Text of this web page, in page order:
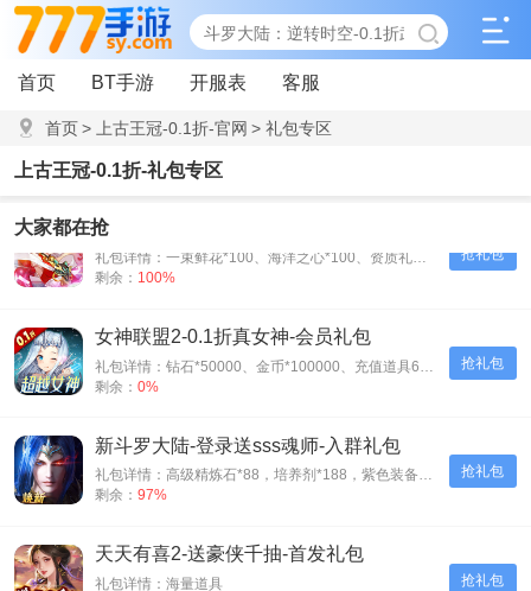
首页 BT手游 开服表 客服
首页> 上古王冠-0.1折-官网 > 礼包专区
上古王冠-0.1折-礼包专区
大家都在抢
抢礼包
联盟崛起-0.1折扣版-会员礼包
剩余： 100%
抢礼包
女神联盟2-0.1折真女神-会员礼包
剩余： 0%
抢礼包
新斗罗大陆-登录送sss魂师-入群礼包
剩余： 97%
抢礼包
天天有喜2-送豪侠千抽-首发礼包
礼包详情：海量道具